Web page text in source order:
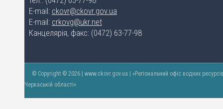
E-mail: ckovr@ckovr.gov.ua
E-mail: crkovg@ukr.net
Канцелярія, факс: (0472) 63-77-98
© Copyright © 2026 | www.ckovr.gov.ua | «Регіональний офіс водних
Черкаській області»